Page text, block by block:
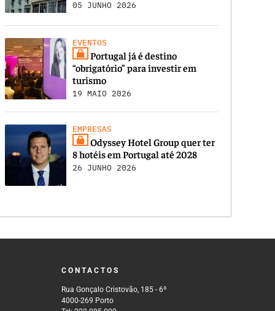
05 JUNHO 2026
EVENTOS
Portugal já é destino
“obrigatório” para investir em
turismo
19 MAIO 2026
EMPRESAS
Odyssey Hotel Group quer ter
8 hotéis em Portugal até 2028
26 JUNHO 2026
CONTACTOS
Rua Gonçalo Cristovão, 185 - 6º
4000-269 Porto